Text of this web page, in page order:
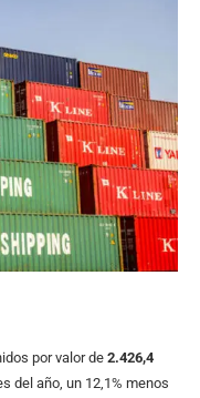
por valor de2.426,4
del año, un 12,1% menos